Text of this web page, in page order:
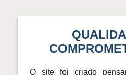
O site foi criado